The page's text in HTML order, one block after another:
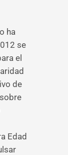
ha
se
el
de
Edad